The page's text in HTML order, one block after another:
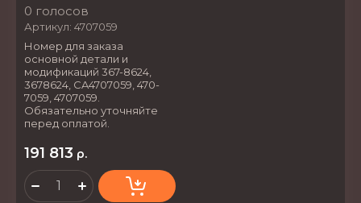
0 голосов
Артикул: 4707059
Номер для заказа
основной детали и
модификаций 367-8624,
3678624, CA4707059, 470-
7059, 4707059.
Обязательно уточняйте
перед оплатой.
191 813 р.